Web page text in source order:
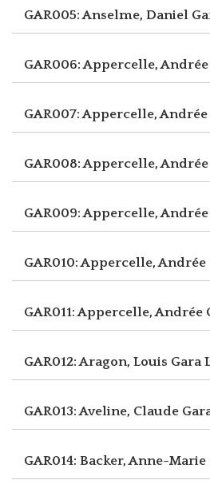
GAR005: Anselme, Daniel
GAR006: Appercelle, Andrée
GAR007: Appercelle, Andrée
GAR008: Appercelle, Andrée
GAR009: Appercelle, Andrée
GAR010: Appercelle, Andrée
GAR011: Appercelle, Andrée
GAR012: Aragon, Louis Gara
GAR013: Aveline, Claude
GAR014: Backer, Anne-Marie